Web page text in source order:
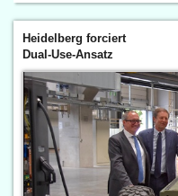
Heidelberg forciert
Dual-Use-Ansatz